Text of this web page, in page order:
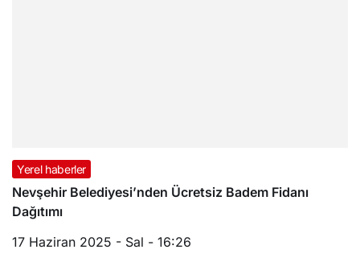
Yerel haberler
Nevşehir Belediyesi’nden Ücretsiz Badem Fidanı
Dağıtımı
17 Haziran 2025 - Sal - 16:26